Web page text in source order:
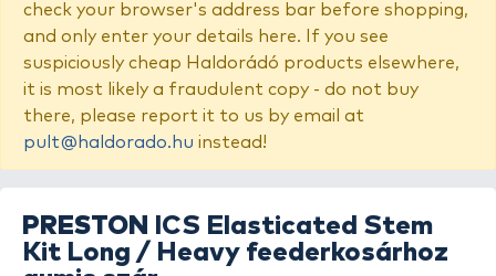
check your browser's address bar before shopping,
and only enter your details here. If you see
suspiciously cheap Haldorádó products elsewhere,
it is most likely a fraudulent copy - do not buy
there, please report it to us by email at
pult@haldorado.hu instead!
PRESTON
ICS Elasticated Stem
Kit Long / Heavy feederkosárhoz